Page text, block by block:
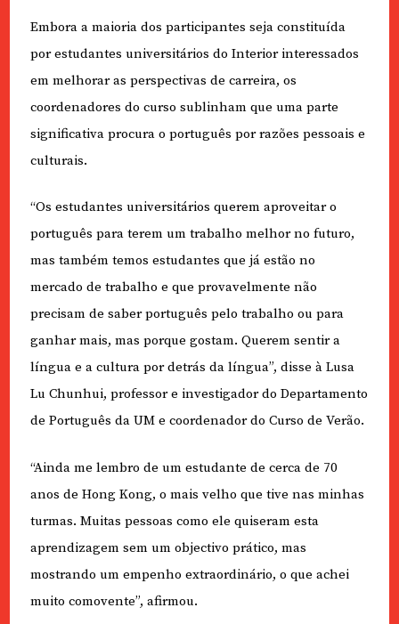
Embora a maioria dos participantes seja constituída
por estudantes universitários do Interior interessados
em melhorar as perspectivas de carreira, os
coordenadores do curso sublinham que uma parte
significativa procura o português por razões pessoais e
culturais.
“Os estudantes universitários querem aproveitar o
português para terem um trabalho melhor no futuro,
mas também temos estudantes que já estão no
mercado de trabalho e que provavelmente não
precisam de saber português pelo trabalho ou para
ganhar mais, mas porque gostam. Querem sentir a
língua e a cultura por detrás da língua”, disse à Lusa
Lu Chunhui, professor e investigador do Departamento
de Português da UM e coordenador do Curso de Verão.
“Ainda me lembro de um estudante de cerca de 70
anos de Hong Kong, o mais velho que tive nas minhas
turmas. Muitas pessoas como ele quiseram esta
aprendizagem sem um objectivo prático, mas
mostrando um empenho extraordinário, o que achei
muito comovente”, afirmou.